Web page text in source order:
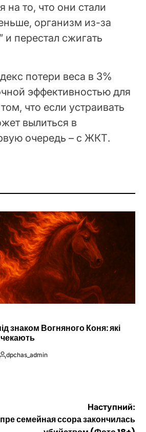
то, что они стали
организм из-за
перестал сжигать
потери веса в 3%
эффективностью для
что если устраивать
вылиться в
очередь – с ЖКТ.
знаком Вогняного Коня: які
dpchas_admin
Наступний:
семейная ссора закончилась